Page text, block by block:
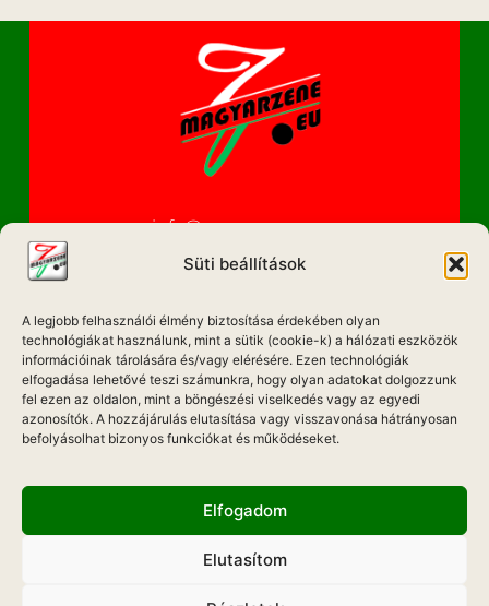
Süti beállítások
A legjobb felhasználói élmény biztosítása érdekében olyan
technológiákat használunk, mint a sütik (cookie-k) a hálózati eszközök
információinak tárolására és/vagy elérésére. Ezen technológiák
elfogadása lehetővé teszi számunkra, hogy olyan adatokat dolgozzunk
fel ezen az oldalon, mint a böngészési viselkedés vagy az egyedi
azonosítók. A hozzájárulás elutasítása vagy visszavonása hátrányosan
befolyásolhat bizonyos funkciókat és működéseket.
Elfogadom
Elutasítom
info@magyarzene.eu
IMPRESSZUM
ETIKAI KÓDEX
MÉDIA AJÁNLAT
ADATKEZELÉSI NYILATKOZAT
Hadd Szóljon!